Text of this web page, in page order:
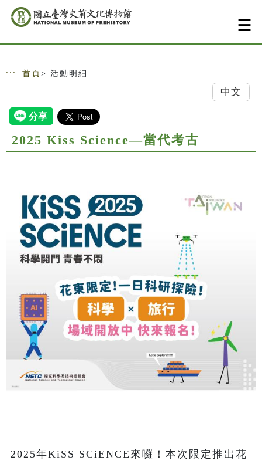
跳到主要內容
網站導覽
::: 首頁 > 活動明細
中文
2025 Kiss Science—當代考古
2025年KiSS SCiENCE來囉！本次限定推出花